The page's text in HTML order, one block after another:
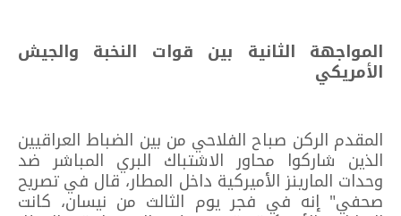
المواجهة الثانية بين قوات النخبة والجيش
الأمريكي
المقدم الركن صباح الفلاحي من بين الضباط العراقيين
الذين شاركوا محاور الاشتباك البري المباشر ضد
وحدات المارينز الأميركية داخل المطار، قال في تصريح
صحفي" إنه في فجر يوم الثالث من نيسان، كانت